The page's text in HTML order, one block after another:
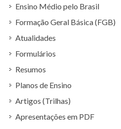
Ensino Médio pelo Brasil
Formação Geral Básica (FGB)
Atualidades
Formulários
Resumos
Planos de Ensino
Artigos (Trilhas)
Apresentações em PDF